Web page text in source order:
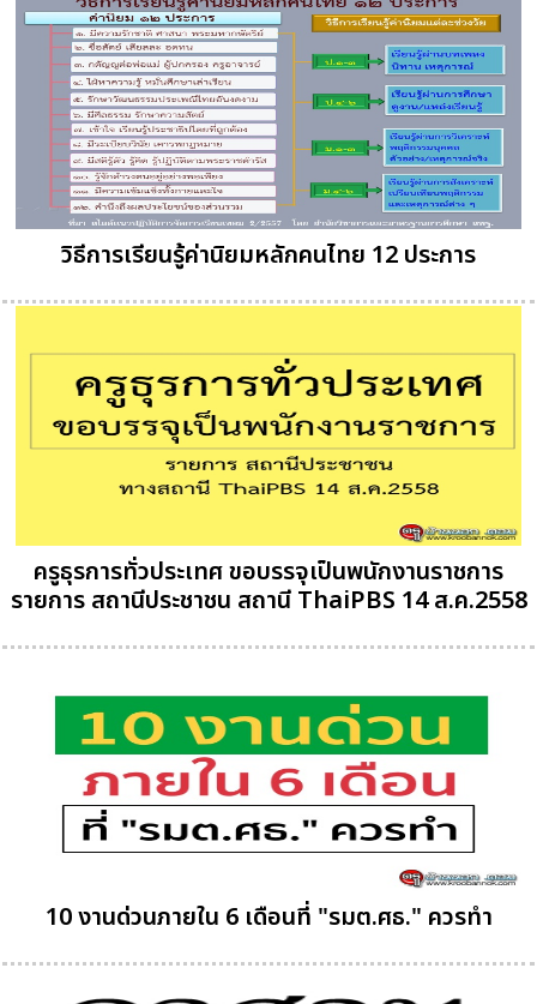
วิธีการเรียนรู้ค่านิยมหลักคนไทย 12 ประการ
ครูธุรการทั่วประเทศ ขอบรรจุเป็นพนักงานราชการ
รายการ สถานีประชาชน สถานี ThaiPBS 14 ส.ค.2558
10 งานด่วนภายใน 6 เดือนที่ "รมต.ศธ." ควรทำ